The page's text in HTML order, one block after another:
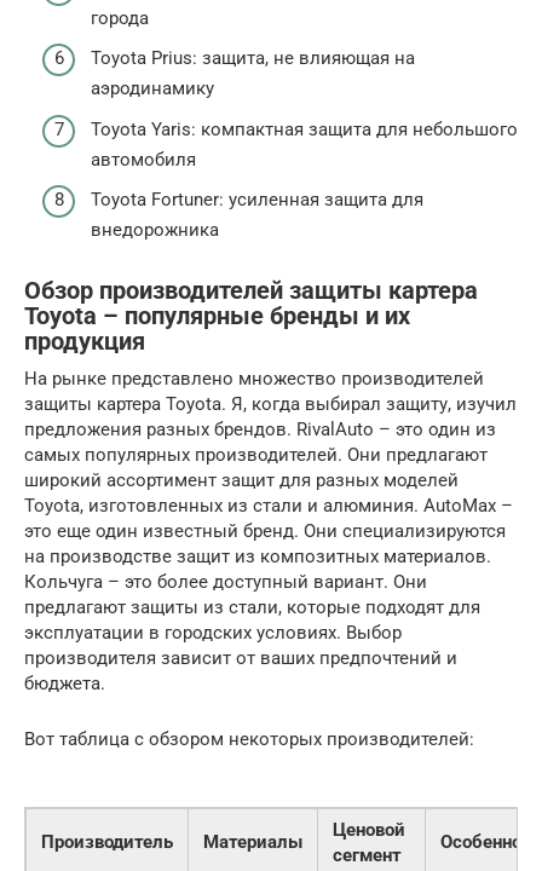
города
Toyota Prius: защита, не влияющая на
аэродинамику
Toyota Yaris: компактная защита для небольшого
автомобиля
Toyota Fortuner: усиленная защита для
внедорожника
Обзор производителей защиты картера
Toyota – популярные бренды и их
продукция
На рынке представлено множество производителей
защиты картера Toyota. Я, когда выбирал защиту, изучил
предложения разных брендов. RivalAuto – это один из
самых популярных производителей. Они предлагают
широкий ассортимент защит для разных моделей
Toyota, изготовленных из стали и алюминия. AutoMax –
это еще один известный бренд. Они специализируются
на производстве защит из композитных материалов.
Кольчуга – это более доступный вариант. Они
предлагают защиты из стали, которые подходят для
эксплуатации в городских условиях. Выбор
производителя зависит от ваших предпочтений и
бюджета.
Вот таблица с обзором некоторых производителей:
Производитель Материалы
Ценовой
сегмент